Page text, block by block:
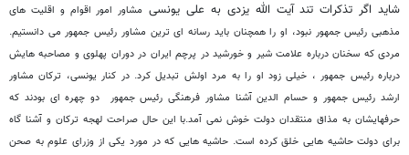
شاید اگر تذکرات تند آیت الله یزدی به علی یونسی مشاور امور اقوام و اقلیت های
مذهبی رئیس جمهور نبود، او را همچنان باید رسانه ای ترین مشاور رئیس جمهور می دانستیم.
مردی که سخنان درباره علامت شیر و خورشید در پرچم ایران در دوران پهلوی و مصاحبه هایش
درباره رئیس جمهور ، خیلی زود او را به مرد اولش تبدیل کرد. در کنار یونسی، ترکان مشاور
ارشد رئیس جمهور و حسام الدین آشنا مشاور فرهنگی رئیس جمهور دو چهره ای بودند که
حرفهایشان به مذاق منتقدان دولت خوش نمی آمد.با این حال صراحت لهجه ترکان و آشنا گاه
برای دولت حاشیه هایی خلق کرده است. حاشیه هایی که در مورد یکی از وزرای علوم به صحن